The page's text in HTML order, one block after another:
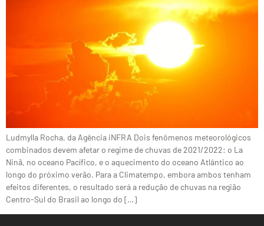
Ludmylla Rocha, da Agência iNFRA Dois fenômenos meteorológicos
combinados devem afetar o regime de chuvas de 2021/2022: o La
Ninã, no oceano Pacífico, e o aquecimento do oceano Atlântico ao
longo do próximo verão. Para a Climatempo, embora ambos tenham
efeitos diferentes, o resultado será a redução de chuvas na região
Centro-Sul do Brasil ao longo do […]